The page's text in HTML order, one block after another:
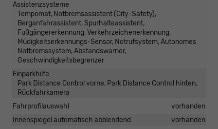
Assistenzsysteme
Tempomat, Notbremsassistent (City-Safety),
Berganfahrassistent, Spurhalteassistent,
Fußgängererkennung, Verkehrzeichenerkennung,
Müdigkeitserkennungs-Sensor, Notrufsystem, Autonomes
Notbremssystem, Abstandswarner,
Geschwindigkeitsbegrenzer
Einparkhilfe
Park Distance Control vorne, Park Distance Control hinten,
Rückfahrkamera
Fahrprofilauswahl
vorhanden
Innenspiegel automatisch abblendend
vorhanden